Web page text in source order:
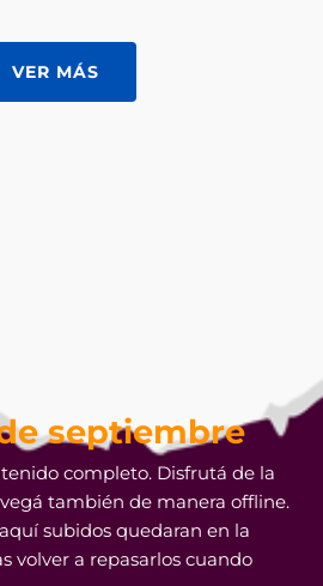
VER MÁS
septiembre
completo. Disfrutá de la
también de manera offline.
subidos quedaran en la
volver a repasarlos cuando